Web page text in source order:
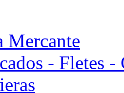
Mercante
- Fletes -